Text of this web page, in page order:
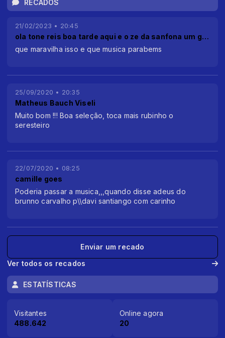
RECADOS
ola tone reis boa tarde aqui e o ze da sanfona um grande abraço
21/02/2023 • 20:45
que maravilha isso e que musica parabems
Matheus Bauch Viseli
25/09/2020 • 20:35
Muito bom !!! Boa seleção, toca mais rubinho o
seresteiro
camille goes
22/07/2020 • 08:25
Poderia passar a musica,,,quando disse adeus do
brunno carvalho p\\davi santiango com carinho
Enviar um recado
Ver todos os recados
ESTATÍSTICAS
Visitantes
488.642
Online agora
20